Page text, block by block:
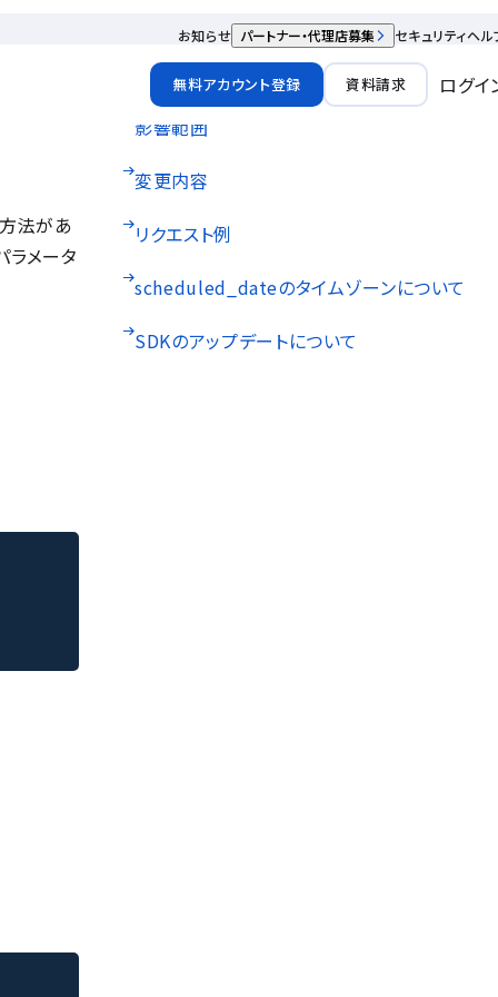
お知らせ パートナー・代理店募集 セキュリティヘル
無料アカウント登録 資料請求 ログイ
影響範囲
変更内容
リクエスト例
scheduled_dateのタイムゾーンについて
SDKのアップデートについて
法があ
ラメータ